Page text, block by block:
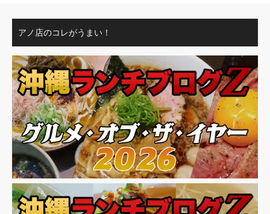
アノ店のコレがうまい！